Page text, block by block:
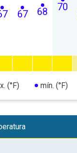
67 68 70
(°F) mín. (°F)